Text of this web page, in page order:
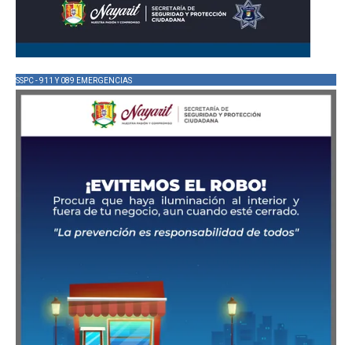
SSPC - 911 Y 089 EMERGENCIAS